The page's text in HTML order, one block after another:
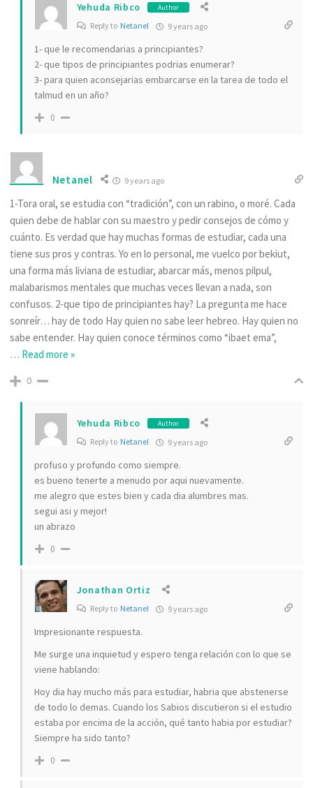
Yehuda Ribco Author
Reply to Netanel 9 years ago
1- que le recomendarias a principiantes?
2- que tipos de principiantes podrias enumerar?
3- para quien aconsejarias embarcarse en la tarea de todo el
talmud en un año?
0
Netanel 9 years ago
1-Tora oral, se estudia con “tradición”, con un rabino, o moré. Cada
quien debe de hablar con su maestro y pedir consejos de cómo y
cuánto. Es verdad que hay muchas formas de estudiar, cada una
tiene sus pros y contras. Yo en lo personal, me vuelco por bekiut,
una forma más liviana de estudiar, abarcar más, menos pilpul,
malabarismos mentales que muchas veces llevan a nada, son
confusos. 2-que tipo de principiantes hay? La pregunta me hace
sonreír… hay de todo Hay quien no sabe leer hebreo. Hay quien no
sabe entender. Hay quien conoce términos como “ibaet ema”,
… Read more »
0
Yehuda Ribco Author
Reply to Netanel 9 years ago
profuso y profundo como siempre.
es bueno tenerte a menudo por aqui nuevamente.
me alegro que estes bien y cada dia alumbres mas.
segui asi y mejor!
un abrazo
0
Jonathan Ortiz
Reply to Netanel 9 years ago
Impresionante respuesta.
Me surge una inquietud y espero tenga relación con lo que se
viene hablando:
Hoy dia hay mucho más para estudiar, habria que abstenerse
de todo lo demas. Cuando los Sabios discutieron si el estudio
estaba por encima de la acción, qué tanto habia por estudiar?
Siempre ha sido tanto?
0